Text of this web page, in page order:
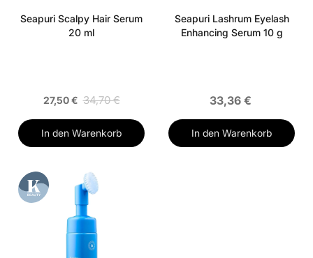
Seapuri Scalpy Hair Serum
20 ml
27,50 € 34,70 €
In den Warenkorb
Seapuri Lashrum Eyelash
Enhancing Serum 10 g
33,36 €
In den Warenkorb